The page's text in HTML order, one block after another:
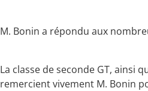
M. Bonin a répondu aux
La classe de seconde GT, ainsi
remercient vivement M. Bonin